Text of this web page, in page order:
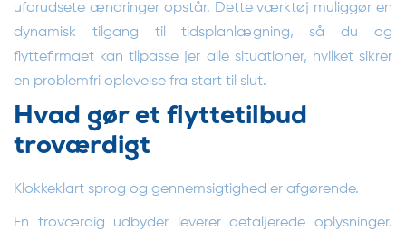
uforudsete ændringer opstår. Dette værktøj muliggør en
dynamisk tilgang til tidsplanlægning, så du og
flyttefirmaet kan tilpasse jer alle situationer, hvilket sikrer
en problemfri oplevelse fra start til slut.
Hvad gør et flyttetilbud
troværdigt
Klokkeklart sprog og gennemsigtighed er afgørende.
En troværdig udbyder leverer detaljerede oplysninger.